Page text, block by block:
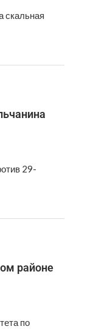
скальная
29-
районе
по